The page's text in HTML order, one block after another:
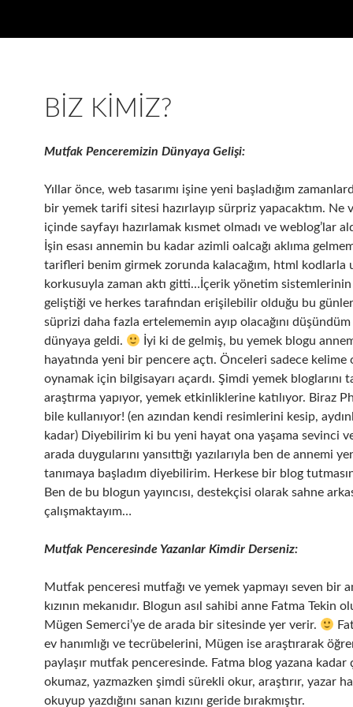
BIZ KIMIZ?
Mutfak Penceremizin Dünyaya Gelişi:
Yıllar önce, web tasarımı işine yeni başladığım
bir yemek tarifi sitesi hazırlayıp sürpriz yapacaktım. Ne
içinde sayfayı hazırlamak kısmet olmadı ve weblog’lar
İşin esası annemin bu kadar azimli oalcağı aklıma
tarifleri benim girmek zorunda kalacağım, html kodlarla
korkusuyla zaman aktı gitti…İçerik yönetim
geliştiği ve herkes tarafından erişilebilir olduğu bu
süprizi daha fazla ertelememin ayıp olacağını
dünyaya geldi.
İyi ki de gelmiş, bu yemek blogu
hayatında yeni bir pencere açtı. Önceleri sadece kelime
oynamak için bilgisayarı açardı. Şimdi yemek bloglarını
araştırma yapıyor, yemek etkinliklerine katılıyor. Biraz
bile kullanıyor! (en azından kendi resimlerini kesip,
kadar) Diyebilirim ki bu yeni hayat ona yaşama sevinci
arada duygularını yansıttığı yazılarıyla ben de annemi
tanımaya başladım diyebilirim. Herkese bir blog
Ben de bu blogun yayıncısı, destekçisi olarak sahne
çalışmaktayım…
Mutfak Penceresinde Yazanlar Kimdir Derseniz:
Mutfak penceresi mutfağı ve yemek yapmayı seven bir
kızının mekanıdır. Blogun asıl sahibi anne Fatma Tekin
Mügen Semerci’ye de arada bir sitesinde yer verir.
ev hanımlığı ve tecrübelerini, Mügen ise araştırarak
paylaşır mutfak penceresinde. Fatma blog yazana kadar
okumaz, yazmazken şimdi sürekli okur, araştırır, yazar
okuyup yazdığını sanan kızını geride bırakmıştır.